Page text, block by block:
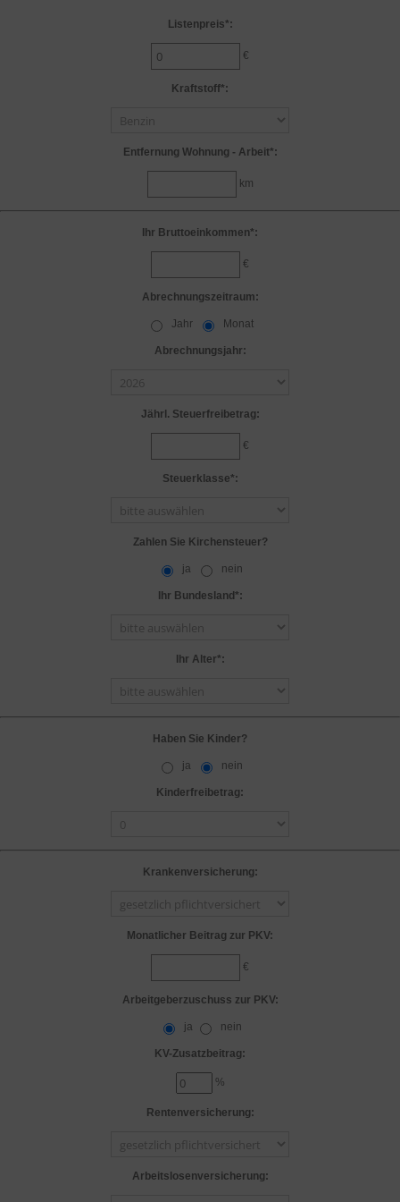
Listenpreis*:
€
Kraftstoff*:
Entfernung Wohnung - Arbeit*:
km
Ihr Bruttoeinkommen*:
€
Abrechnungszeitraum:
Jahr Monat
Abrechnungsjahr:
Jährl. Steuerfreibetrag:
€
Steuerklasse*:
Zahlen Sie Kirchensteuer?
ja nein
Ihr Bundesland*:
Ihr Alter*:
Haben Sie Kinder?
ja nein
Kinderfreibetrag:
Krankenversicherung:
Monatlicher Beitrag zur PKV:
€
Arbeitgeberzuschuss zur PKV:
ja nein
KV-Zusatzbeitrag:
%
Rentenversicherung:
Arbeitslosenversicherung: